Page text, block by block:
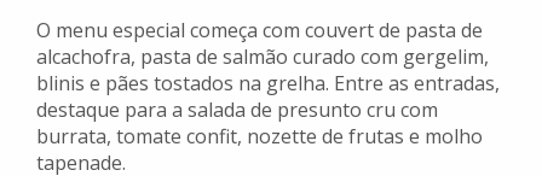
O menu especial começa com couvert de pasta de
alcachofra, pasta de salmão curado com gergelim,
blinis e pães tostados na grelha. Entre as entradas,
destaque para a salada de presunto cru com
burrata, tomate confit, nozette de frutas e molho
tapenade.